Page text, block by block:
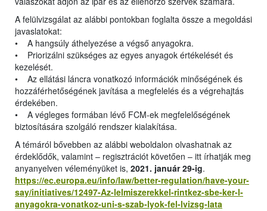
A felülvizsgálat az alábbi pontokban foglalta össze a megoldási
javaslatokat:
• A hangsúly áthelyezése a végső anyagokra.
• Priorizálni szükséges az egyes anyagok értékelését és
kezelését.
• Az ellátási láncra vonatkozó információk minőségének és
hozzáférhetőségének javítása a megfelelés és a végrehajtás
érdekében.
• A végleges formában lévő FCM-ek megfelelőségének
biztosítására szolgáló rendszer kialakítása.
A témáról bővebben az alábbi weboldalon olvashatnak az
érdeklődők, valamint – regisztrációt követően – itt írhatják meg
anyanyelven véleményüket is, 2021. január 29-ig.
https://ec.europa.eu/info/law/better-regulation/have-your-
say/initiatives/12497-Az-lelmiszerekkel-rintkez-sbe-ker-l-
anyagokra-vonatkoz-uni-s-szab-lyok-fel-lvizsg-lata